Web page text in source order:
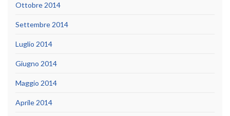
Ottobre 2014
Settembre 2014
Luglio 2014
Giugno 2014
Maggio 2014
Aprile 2014